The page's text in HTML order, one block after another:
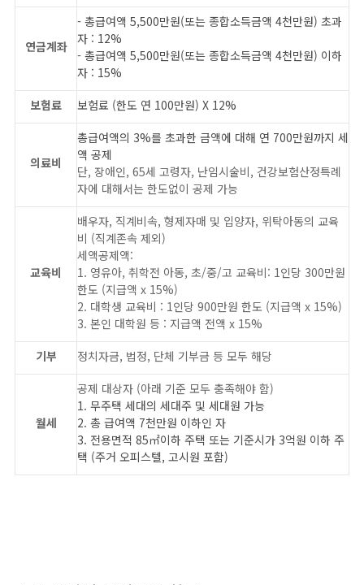
연금계좌
- 총급여액 5,500만원(또는 종합소득금액 4천만원) 초과
자 : 12%
- 총급여액 5,500만원(또는 종합소득금액 4천만원) 이하
자 : 15%
보험료
보험료 (한도 연 100만원) X 12%
의료비
총급여액의 3%를 초과한 금액에 대해 연 700만원까지 세
액 공제
단, 장애인, 65세 고령자, 난임시술비, 건강보험산정특례
자에 대해서는 한도없이 공제 가능
교육비
배우자, 직계비속, 형제자매 및 입양자, 위탁아동의 교육
비 (직계존속 제외)
세액공제액:
1. 영유아, 취학전 아동, 초/중/고 교육비: 1인당 300만원
한도 (지급액 x 15%)
2. 대학생 교육비 : 1인당 900만원 한도 (지급액 x 15%)
3. 본인 대학원 등 : 지급액 전액 x 15%
기부
정치자금, 법정, 단체 기부금 등 모두 해당
월세
공제 대상자 (아래 기준 모두 충족해야 함)
1. 무주택 세대의 세대주 및 세대원 가능
2. 총 급여액 7천만원 이하인 자
3. 전용면적 85㎡이하 주택 또는 기준시가 3억원 이하 주
택 (주거 오피스텔, 고시원 포함)